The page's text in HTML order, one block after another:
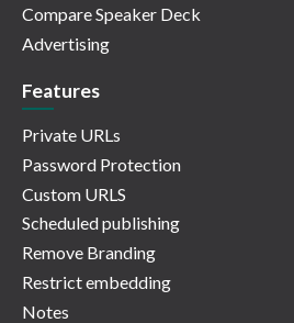
Compare Speaker Deck
Advertising
Features
Private URLs
Password Protection
Custom URLS
Scheduled publishing
Remove Branding
Restrict embedding
Notes